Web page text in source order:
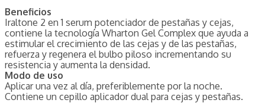
Beneficios
Iraltone 2 en 1 serum potenciador de pestañas y cejas,
contiene la tecnología Wharton Gel Complex que ayuda a
estimular el crecimiento de las cejas y de las pestañas,
refuerza y regenera el bulbo piloso incrementando su
resistencia y aumenta la densidad.
Modo de uso
Aplicar una vez al día, preferiblemente por la noche.
Contiene un cepillo aplicador dual para cejas y pestañas.